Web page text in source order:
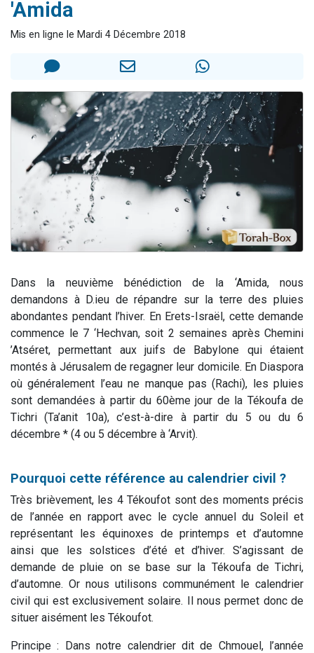
3 personnes viennent de faire un don pour Diane, 80 ans, dans un appartement insalubre
5 personnes viennent de faire un don pour Reloger Rivka, 6 enfants, victime de violences...
'Amida
Mis en ligne le Mardi 4 Décembre 2018
Dans la neuvième bénédiction de la ‘Amida, nous
demandons à D.ieu de répandre sur la terre des pluies
abondantes pendant l’hiver. En Erets-Israël, cette demande
commence le 7 ‘Hechvan, soit 2 semaines après Chemini
’Atséret, permettant aux juifs de Babylone qui étaient
montés à Jérusalem de regagner leur domicile. En Diaspora
où généralement l’eau ne manque pas (Rachi), les pluies
sont demandées à partir du 60ème jour de la Tékoufa de
Tichri (Ta’anit 10a), c’est-à-dire à partir du 5 ou du 6
décembre * (4 ou 5 décembre à ‘Arvit).
Pourquoi cette référence au calendrier civil ?
Très brièvement, les 4 Tékoufot sont des moments précis
de l’année en rapport avec le cycle annuel du Soleil et
représentant les équinoxes de printemps et d’automne
ainsi que les solstices d’été et d’hiver. S’agissant de
demande de pluie on se base sur la Tékoufa de Tichri,
d’automne. Or nous utilisons communément le calendrier
civil qui est exclusivement solaire. Il nous permet donc de
situer aisément les Tékoufot.
Principe : Dans notre calendrier dit de Chmouel, l’année